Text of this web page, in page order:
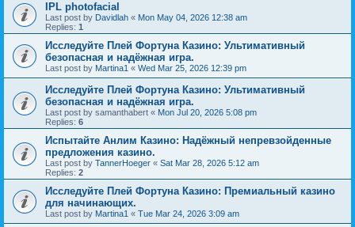
IPL photofacial
Last post by Davidlah « Mon May 04, 2026 12:38 am
Replies: 1
Исследуйте Плей Фортуна Казино: Ультимативный
безопасная и надёжная игра.
Last post by Martina1 « Wed Mar 25, 2026 12:39 pm
Исследуйте Плей Фортуна Казино: Ультимативный
безопасная и надёжная игра.
Last post by samanthabert « Mon Jul 20, 2026 5:08 pm
Replies: 6
Испытайте Анлим Казино: Надёжный непревзойденные
предложения казино.
Last post by TannerHoeger « Sat Mar 28, 2026 5:12 am
Replies: 2
Исследуйте Плей Фортуна Казино: Премиальный казино
для начинающих.
Last post by Martina1 « Tue Mar 24, 2026 3:09 am